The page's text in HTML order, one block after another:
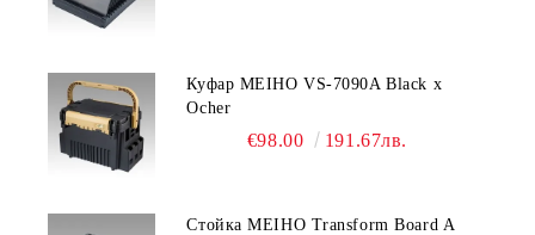
Куфар MEIHO VS-7090A Black x
Ocher
€98.00 191.67лв.
Стойка MEIHO Transform Board A